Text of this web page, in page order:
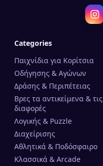
Categories
Παιχνίδια για Κορίτσια
Οδήγησης & Αγώνων
Δράσης & Περιπέτειας
Βρες τα αντικείμενα & τις
διαφορές
Λογικής & Puzzle
Διαχείρισης
Αθλητικά & Ποδόσφαιρο
Κλασσικά & Arcade